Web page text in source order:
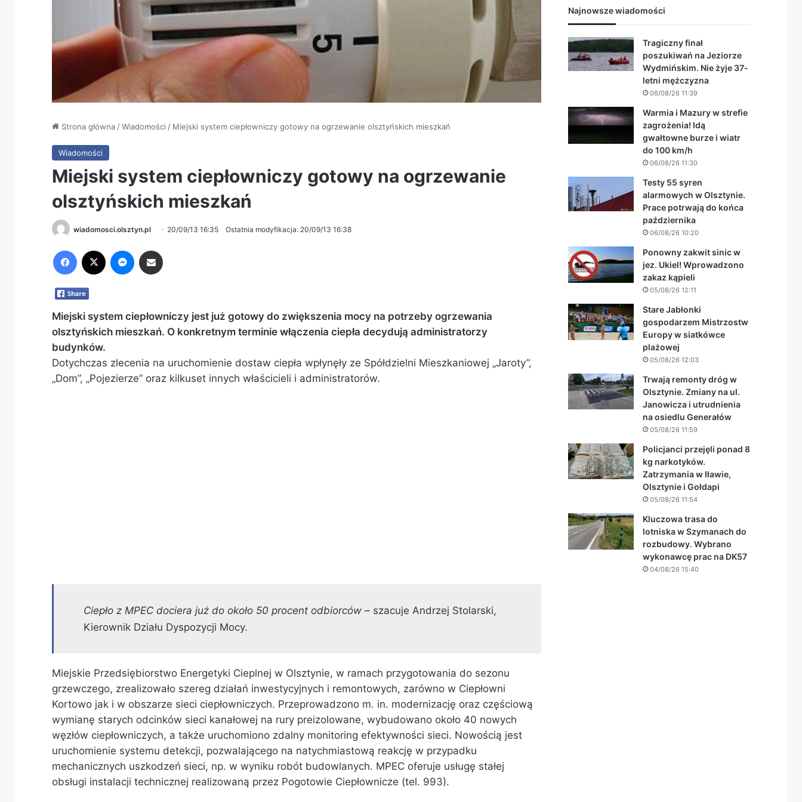
Strona główna /Wiadomości / Miejski system ciepłowniczy gotowy na ogrzewanie olsztyńskich mieszkań
Wiadomości
Miejski system ciepłowniczy gotowy na ogrzewanie
olsztyńskich mieszkań
wiadomosci.olsztyn.pl 20/09/13 16:35 Ostatnia modyfikacja: 20/09/13 16:38
Miejski system ciepłowniczy jest już gotowy do zwiększenia mocy na potrzeby ogrzewania
olsztyńskich mieszkań. O konkretnym terminie włączenia ciepła decydują administratorzy
budynków.
Dotychczas zlecenia na uruchomienie dostaw ciepła wpłynęły ze Spółdzielni Mieszkaniowej „Jaroty”,
„Dom”, „Pojezierze” oraz kilkuset innych właścicieli i administratorów.
Ciepło z MPEC dociera już do około 50 procent odbiorców – szacuje Andrzej Stolarski,
Kierownik Działu Dyspozycji Mocy.
Miejskie Przedsiębiorstwo Energetyki Cieplnej w Olsztynie, w ramach przygotowania do sezonu
grzewczego, zrealizowało szereg działań inwestycyjnych i remontowych, zarówno w Ciepłowni
Kortowo jak i w obszarze sieci ciepłowniczych. Przeprowadzono m. in. modernizację oraz częściową
wymianę starych odcinków sieci kanałowej na rury preizolowane, wybudowano około 40 nowych
węzłów ciepłowniczych, a także uruchomiono zdalny monitoring efektywności sieci. Nowością jest
uruchomienie systemu detekcji, pozwalającego na natychmiastową reakcję w przypadku
mechanicznych uszkodzeń sieci, np. w wyniku robót budowlanych. MPEC oferuje usługę stałej
obsługi instalacji technicznej realizowaną przez Pogotowie Ciepłownicze (tel. 993).
Najnowsze wiadomości
Tragiczny finał
poszukiwań na Jeziorze
Wydmińskim. Nie żyje 37-
letni mężczyzna
06/08/26 11:39
Warmia i Mazury w strefie
zagrożenia! Idą
gwałtowne burze i wiatr
do 100 km/h
06/08/26 11:30
Testy 55 syren
alarmowych w Olsztynie.
Prace potrwają do końca
października
06/08/26 10:20
Ponowny zakwit sinic w
jez. Ukiel! Wprowadzono
zakaz kąpieli
05/08/26 12:11
Stare Jabłonki
gospodarzem Mistrzostw
Europy w siatkówce
plażowej
05/08/26 12:03
Trwają remonty dróg w
Olsztynie. Zmiany na ul.
Janowicza i utrudnienia
na osiedlu Generałów
05/08/26 11:59
Policjanci przejęli ponad 8
kg narkotyków.
Zatrzymania w Iławie,
Olsztynie i Gołdapi
05/08/26 11:54
Kluczowa trasa do
lotniska w Szymanach do
rozbudowy. Wybrano
wykonawcę prac na DK57
04/08/26 15:40